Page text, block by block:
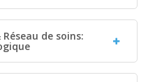
de soins: